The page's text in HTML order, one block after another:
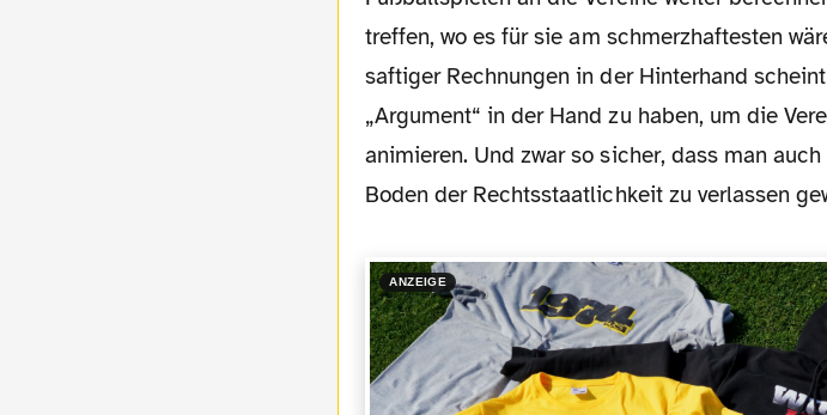
treffen, wo es für sie am schmerzhaftesten
saftiger Rechnungen in der Hinterhand
„Argument“ in der Hand zu haben, um die
animieren. Und zwar so sicher, dass man
Boden der Rechtsstaatlichkeit zu verlassen
ANZEIGE